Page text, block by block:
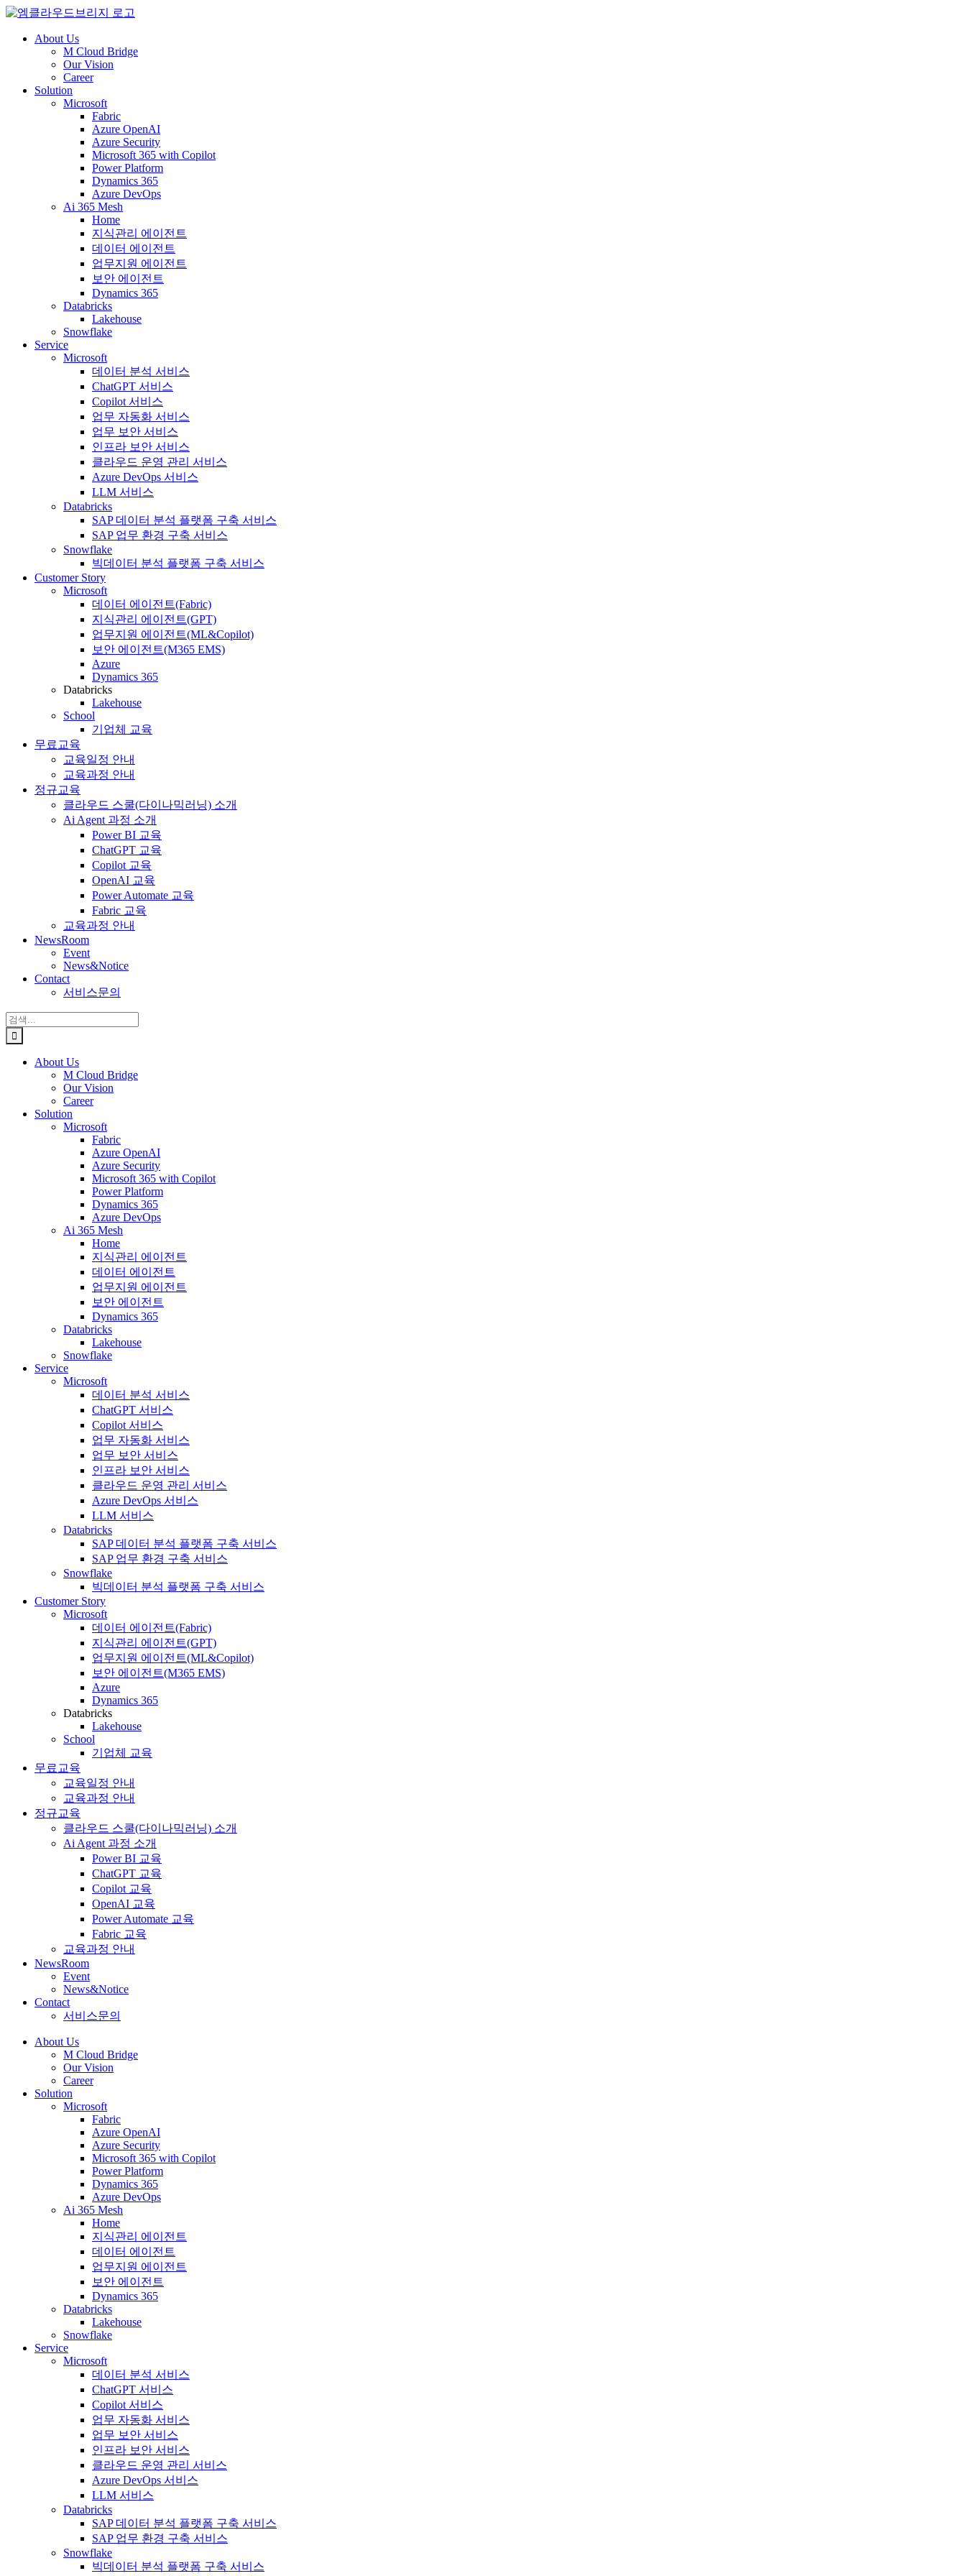
About Us
M Cloud Bridge
Our Vision
Career
Solution
Microsoft
Fabric
Azure OpenAI
Azure Security
Microsoft 365 with Copilot
Power Platform
Dynamics 365
Azure DevOps
Ai 365 Mesh
Home
지식관리 에이전트
데이터 에이전트
업무지원 에이전트
보안 에이전트
Dynamics 365
Databricks
Lakehouse
Snowflake
Service
Microsoft
데이터 분석 서비스
ChatGPT 서비스
Copilot 서비스
업무 자동화 서비스
업무 보안 서비스
인프라 보안 서비스
클라우드 운영 관리 서비스
Azure DevOps 서비스
LLM 서비스
Databricks
SAP 데이터 분석 플랫폼 구축 서비스
SAP 업무 환경 구축 서비스
Snowflake
빅데이터 분석 플랫폼 구축 서비스
Customer Story
Microsoft
데이터 에이전트(Fabric)
지식관리 에이전트(GPT)
업무지원 에이전트(ML&Copilot)
보안 에이전트(M365 EMS)
Azure
Dynamics 365
Databricks
Lakehouse
School
기업체 교육
무료교육
교육일정 안내
교육과정 안내
정규교육
클라우드 스쿨(다이나믹러닝) 소개
Ai Agent 과정 소개
Power BI 교육
ChatGPT 교육
Copilot 교육
OpenAI 교육
Power Automate 교육
Fabric 교육
교육과정 안내
NewsRoom
Event
News&Notice
Contact
서비스문의
검
색:
About Us
M Cloud Bridge
Our Vision
Career
Solution
Microsoft
Fabric
Azure OpenAI
Azure Security
Microsoft 365 with Copilot
Power Platform
Dynamics 365
Azure DevOps
Ai 365 Mesh
Home
지식관리 에이전트
데이터 에이전트
업무지원 에이전트
보안 에이전트
Dynamics 365
Databricks
Lakehouse
Snowflake
Service
Microsoft
데이터 분석 서비스
ChatGPT 서비스
Copilot 서비스
업무 자동화 서비스
업무 보안 서비스
인프라 보안 서비스
클라우드 운영 관리 서비스
Azure DevOps 서비스
LLM 서비스
Databricks
SAP 데이터 분석 플랫폼 구축 서비스
SAP 업무 환경 구축 서비스
Snowflake
빅데이터 분석 플랫폼 구축 서비스
Customer Story
Microsoft
데이터 에이전트(Fabric)
지식관리 에이전트(GPT)
업무지원 에이전트(ML&Copilot)
보안 에이전트(M365 EMS)
Azure
Dynamics 365
Databricks
Lakehouse
School
기업체 교육
무료교육
교육일정 안내
교육과정 안내
정규교육
클라우드 스쿨(다이나믹러닝) 소개
Ai Agent 과정 소개
Power BI 교육
ChatGPT 교육
Copilot 교육
OpenAI 교육
Power Automate 교육
Fabric 교육
교육과정 안내
NewsRoom
Event
News&Notice
Contact
서비스문의
About Us
M Cloud Bridge
Our Vision
Career
Solution
Microsoft
Fabric
Azure OpenAI
Azure Security
Microsoft 365 with Copilot
Power Platform
Dynamics 365
Azure DevOps
Ai 365 Mesh
Home
지식관리 에이전트
데이터 에이전트
업무지원 에이전트
보안 에이전트
Dynamics 365
Databricks
Lakehouse
Snowflake
Service
Microsoft
데이터 분석 서비스
ChatGPT 서비스
Copilot 서비스
업무 자동화 서비스
업무 보안 서비스
인프라 보안 서비스
클라우드 운영 관리 서비스
Azure DevOps 서비스
LLM 서비스
Databricks
SAP 데이터 분석 플랫폼 구축 서비스
SAP 업무 환경 구축 서비스
Snowflake
빅데이터 분석 플랫폼 구축 서비스